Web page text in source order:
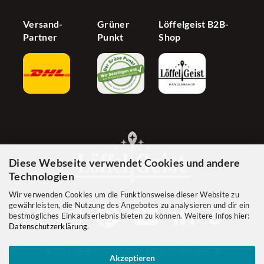
Diese Webseite verwendet Cookies und andere
Technologien
Wir verwenden Cookies um die Funktionsweise dieser Website zu
gewährleisten, die Nutzung des Angebotes zu analysieren und dir ein
bestmögliches Einkaufserlebnis bieten zu können. Weitere Infos hier:
Datenschutzerklärung.
Akzeptieren
Versand-
Partner
Grüner
Punkt
Löffelgeist B2B-
Shop